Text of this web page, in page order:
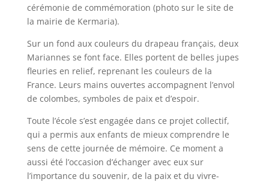
cérémonie de commémoration (photo sur le site de
la mairie de Kermaria).
Sur un fond aux couleurs du drapeau français, deux
Mariannes se font face. Elles portent de belles jupes
fleuries en relief, reprenant les couleurs de la
France. Leurs mains ouvertes accompagnent l’envol
de colombes, symboles de paix et d’espoir.
Toute l’école s’est engagée dans ce projet collectif,
qui a permis aux enfants de mieux comprendre le
sens de cette journée de mémoire. Ce moment a
aussi été l’occasion d’échanger avec eux sur
l’importance du souvenir, de la paix et du vivre-